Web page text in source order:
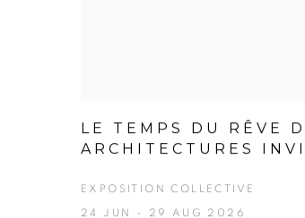
LE TEMPS DU RÊVE
ARCHITECTURES
EXPOSITION COLLECTIVE
24 JUN - 29 AUG 2026